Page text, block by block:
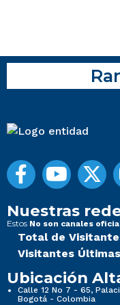
Nuestras
Estos No son canales
Total de
Visitantes
Ubicación
Calle 12 No 7 - 65,
Bogotá - Colombia